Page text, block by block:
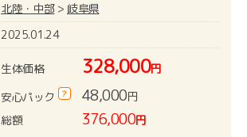
北陸・中部> 岐阜県
2025.01.24
生体価格 328,000円
安心パック
? 48,000円
総額
376,000円